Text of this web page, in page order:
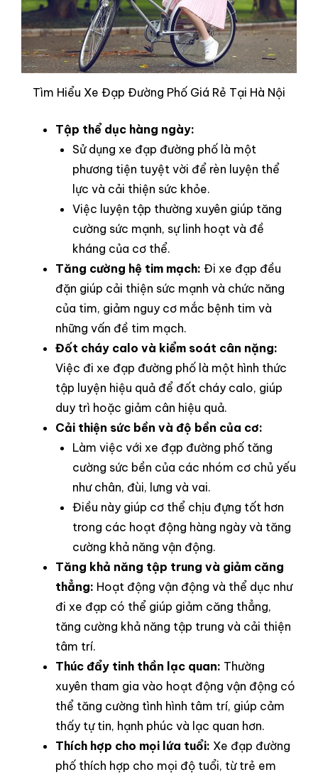
Tìm Hiểu Xe Đạp Đường Phố Giá Rẻ Tại Hà Nội
Tập thể dục hàng ngày:
Sử dụng xe đạp đường phố là một
phương tiện tuyệt vời để rèn luyện thể
lực và cải thiện sức khỏe.
Việc luyện tập thường xuyên giúp tăng
cường sức mạnh, sự linh hoạt và đề
kháng của cơ thể.
Tăng cường hệ tim mạch: Đi xe đạp đều
đặn giúp cải thiện sức mạnh và chức năng
của tim, giảm nguy cơ mắc bệnh tim và
những vấn đề tim mạch.
Đốt cháy calo và kiểm soát cân nặng:
Việc đi xe đạp đường phố là một hình thức
tập luyện hiệu quả để đốt cháy calo, giúp
duy trì hoặc giảm cân hiệu quả.
Cải thiện sức bền và độ bền của cơ:
Làm việc với xe đạp đường phố tăng
cường sức bền của các nhóm cơ chủ yếu
như chân, đùi, lưng và vai.
Điều này giúp cơ thể chịu đựng tốt hơn
trong các hoạt động hàng ngày và tăng
cường khả năng vận động.
Tăng khả năng tập trung và giảm căng
thẳng: Hoạt động vận động và thể dục như
đi xe đạp có thể giúp giảm căng thẳng,
tăng cường khả năng tập trung và cải thiện
tâm trí.
Thúc đẩy tinh thần lạc quan: Thường
xuyên tham gia vào hoạt động vận động có
thể tăng cường tình hình tâm trí, giúp cảm
thấy tự tin, hạnh phúc và lạc quan hơn.
Thích hợp cho mọi lứa tuổi: Xe đạp đường
phố thích hợp cho mọi độ tuổi, từ trẻ em